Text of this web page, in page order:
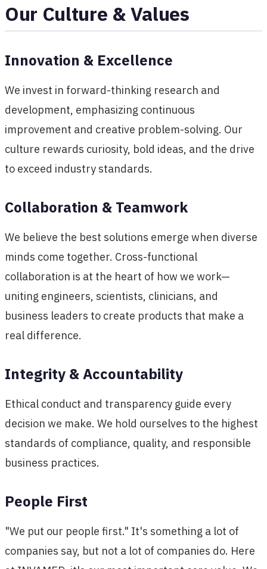
Our Culture & Values
Innovation & Excellence
We invest in forward-thinking research and
development, emphasizing continuous
improvement and creative problem-solving. Our
culture rewards curiosity, bold ideas, and the drive
to exceed industry standards.
Collaboration & Teamwork
We believe the best solutions emerge when diverse
minds come together. Cross-functional
collaboration is at the heart of how we work—
uniting engineers, scientists, clinicians, and
business leaders to create products that make a
real difference.
Integrity & Accountability
Ethical conduct and transparency guide every
decision we make. We hold ourselves to the highest
standards of compliance, quality, and responsible
business practices.
People First
"We put our people first." It's something a lot of
companies say, but not a lot of companies do. Here